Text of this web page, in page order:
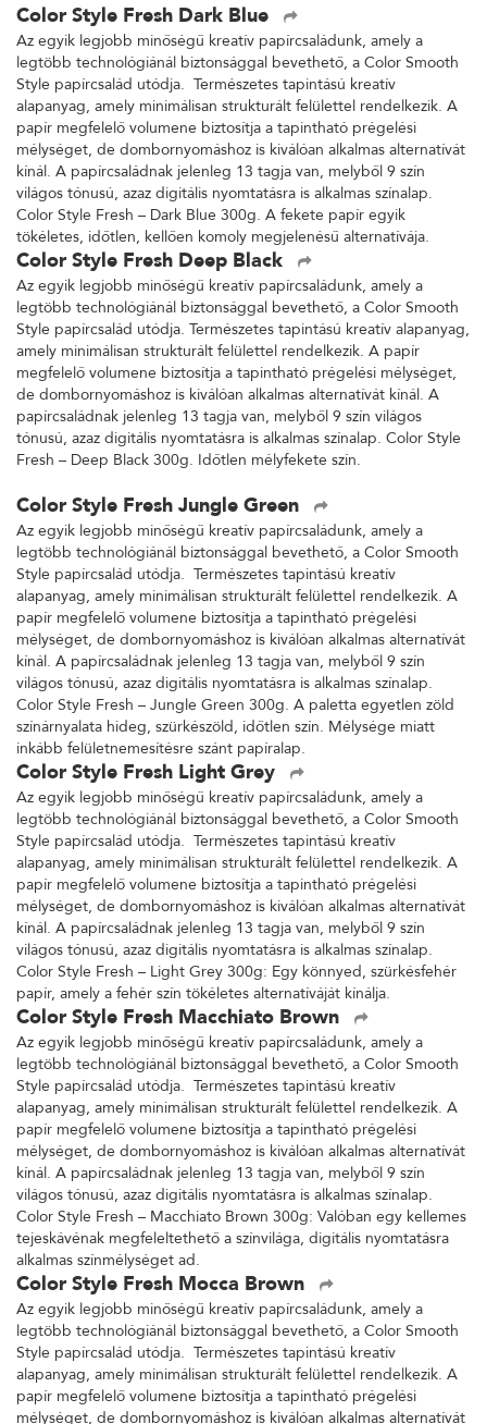
Color Style Fresh Dark Blue
Az egyik legjobb minőségű kreatív papírcsaládunk, amely a
legtöbb technológiánál biztonsággal bevethető, a Color Smooth
Style papírcsalád utódja. Természetes tapintású kreatív
alapanyag, amely minimálisan strukturált felülettel rendelkezik. A
papír megfelelő volumene biztosítja a tapintható prégelési
mélységet, de dombornyomáshoz is kiválóan alkalmas alternatívát
kínál. A papírcsaládnak jelenleg 13 tagja van, melyből 9 szín
világos tónusú, azaz digitális nyomtatásra is alkalmas színalap.
Color Style Fresh – Dark Blue 300g. A fekete papír egyik
tökéletes, időtlen, kellően komoly megjelenésű alternatívája.
Color Style Fresh Deep Black
Az egyik legjobb minőségű kreatív papírcsaládunk, amely a
legtöbb technológiánál biztonsággal bevethető, a Color Smooth
Style papírcsalád utódja. Természetes tapintású kreatív alapanyag,
amely minimálisan strukturált felülettel rendelkezik. A papír
megfelelő volumene biztosítja a tapintható prégelési mélységet,
de dombornyomáshoz is kiválóan alkalmas alternatívát kínál. A
papírcsaládnak jelenleg 13 tagja van, melyből 9 szín világos
tónusú, azaz digitális nyomtatásra is alkalmas színalap. Color Style
Fresh – Deep Black 300g. Időtlen mélyfekete szín.
Color Style Fresh Jungle Green
Az egyik legjobb minőségű kreatív papírcsaládunk, amely a
legtöbb technológiánál biztonsággal bevethető, a Color Smooth
Style papírcsalád utódja. Természetes tapintású kreatív
alapanyag, amely minimálisan strukturált felülettel rendelkezik. A
papír megfelelő volumene biztosítja a tapintható prégelési
mélységet, de dombornyomáshoz is kiválóan alkalmas alternatívát
kínál. A papírcsaládnak jelenleg 13 tagja van, melyből 9 szín
világos tónusú, azaz digitális nyomtatásra is alkalmas színalap.
Color Style Fresh – Jungle Green 300g. A paletta egyetlen zöld
színárnyalata hideg, szürkészöld, időtlen szín. Mélysége miatt
inkább felületnemesítésre szánt papíralap.
Color Style Fresh Light Grey
Az egyik legjobb minőségű kreatív papírcsaládunk, amely a
legtöbb technológiánál biztonsággal bevethető, a Color Smooth
Style papírcsalád utódja. Természetes tapintású kreatív
alapanyag, amely minimálisan strukturált felülettel rendelkezik. A
papír megfelelő volumene biztosítja a tapintható prégelési
mélységet, de dombornyomáshoz is kiválóan alkalmas alternatívát
kínál. A papírcsaládnak jelenleg 13 tagja van, melyből 9 szín
világos tónusú, azaz digitális nyomtatásra is alkalmas színalap.
Color Style Fresh – Light Grey 300g: Egy könnyed, szürkésfehér
papír, amely a fehér szín tökéletes alternatíváját kínálja.
Color Style Fresh Macchiato Brown
Az egyik legjobb minőségű kreatív papírcsaládunk, amely a
legtöbb technológiánál biztonsággal bevethető, a Color Smooth
Style papírcsalád utódja. Természetes tapintású kreatív
alapanyag, amely minimálisan strukturált felülettel rendelkezik. A
papír megfelelő volumene biztosítja a tapintható prégelési
mélységet, de dombornyomáshoz is kiválóan alkalmas alternatívát
kínál. A papírcsaládnak jelenleg 13 tagja van, melyből 9 szín
világos tónusú, azaz digitális nyomtatásra is alkalmas színalap.
Color Style Fresh – Macchiato Brown 300g: Valóban egy kellemes
tejeskávénak megfeleltethető a színvilága, digitális nyomtatásra
alkalmas színmélységet ad.
Color Style Fresh Mocca Brown
Az egyik legjobb minőségű kreatív papírcsaládunk, amely a
legtöbb technológiánál biztonsággal bevethető, a Color Smooth
Style papírcsalád utódja. Természetes tapintású kreatív
alapanyag, amely minimálisan strukturált felülettel rendelkezik. A
papír megfelelő volumene biztosítja a tapintható prégelési
mélységet, de dombornyomáshoz is kiválóan alkalmas alternatívát